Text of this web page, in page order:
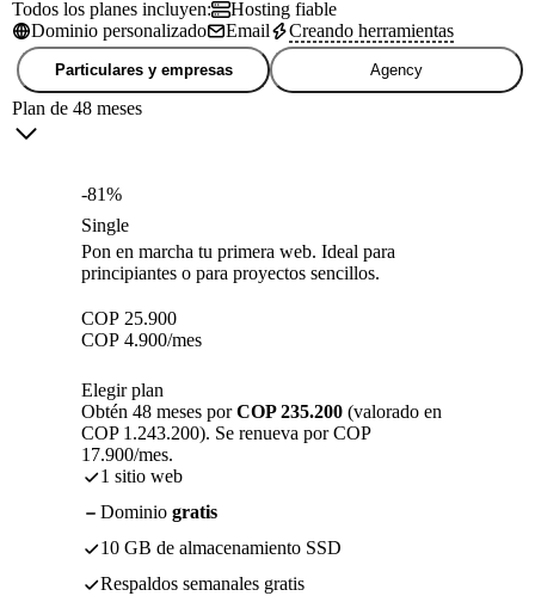
Todos los planes incluyen:
Hosting fiable
Dominio personalizado
Email Creando herramientas
Particulares y empresas Agency
Plan de 48 meses
-81%
Single
Pon en marcha tu primera web. Ideal para
principiantes o para proyectos sencillos.
COP 25.900
COP 4.900/mes
Elegir plan
Obtén 48 meses porCOP 235.200 (valorado en
COP 1.243.200). Se renueva por COP
17.900/mes.
1 sitio web
Dominio gratis
10 GB de almacenamiento SSD
Respaldos semanales gratis